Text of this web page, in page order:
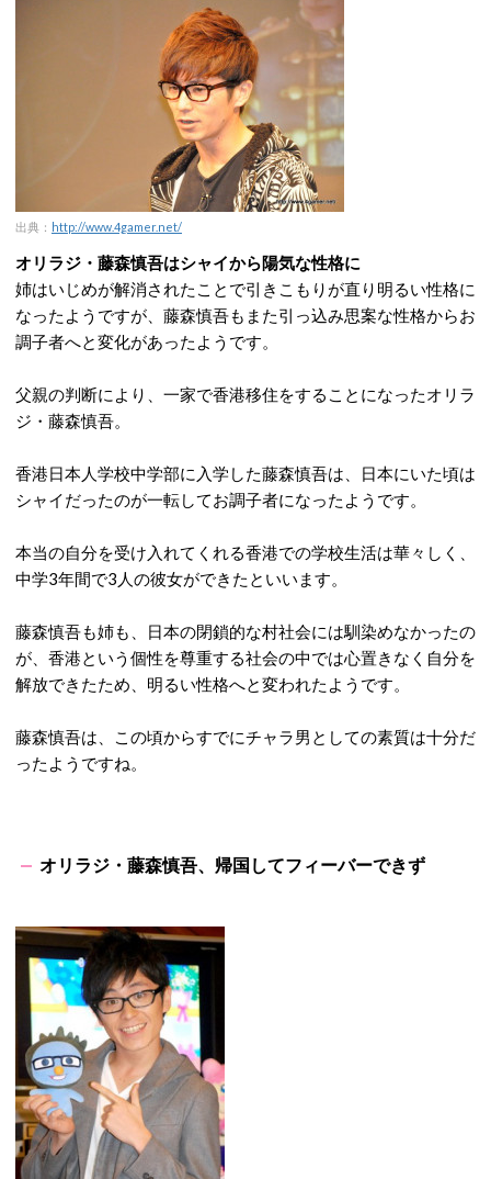
出典： http://www.4gamer.net/
オリラジ・藤森慎吾はシャイから陽気な性格に
姉はいじめが解消されたことで引きこもりが直り明るい性格に
なったようですが、藤森慎吾もまた引っ込み思案な性格からお
調子者へと変化があったようです。
父親の判断により、一家で香港移住をすることになったオリラ
ジ・藤森慎吾。
香港日本人学校中学部に入学した藤森慎吾は、日本にいた頃は
シャイだったのが一転してお調子者になったようです。
本当の自分を受け入れてくれる香港での学校生活は華々しく、
中学3年間で3人の彼女ができたといいます。
藤森慎吾も姉も、日本の閉鎖的な村社会には馴染めなかったの
が、香港という個性を尊重する社会の中では心置きなく自分を
解放できたため、明るい性格へと変われたようです。
藤森慎吾は、この頃からすでにチャラ男としての素質は十分だ
ったようですね。
オリラジ・藤森慎吾、帰国してフィーバーできず